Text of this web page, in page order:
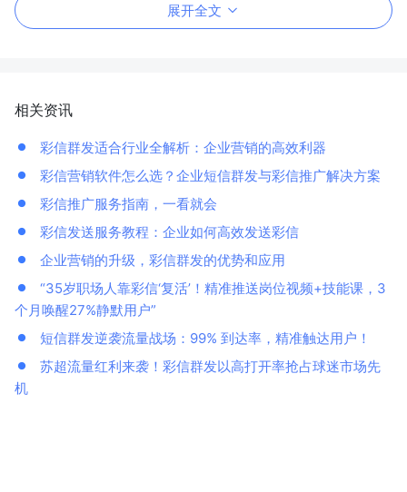
展开全文
相关资讯
彩信群发适合行业全解析：企业营销的高效利器
彩信营销软件怎么选？企业短信群发与彩信推广解决方案
彩信推广服务指南，一看就会
彩信发送服务教程：企业如何高效发送彩信
企业营销的升级，彩信群发的优势和应用
“35岁职场人靠彩信‘复活’！精准推送岗位视频+技能课，3
个月唤醒27%静默用户”
短信群发逆袭流量战场：99% 到达率，精准触达用户！
苏超流量红利来袭！彩信群发以高打开率抢占球迷市场先
机